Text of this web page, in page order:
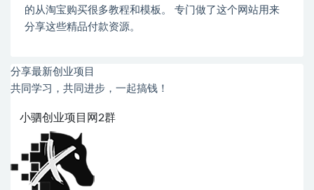
的从淘宝购买很多教程和模板。 专门做了这个网站用来
分享这些精品付款资源。
分享最新创业项目
共同学习，共同进步，一起搞钱！
小驷创业项目网2群